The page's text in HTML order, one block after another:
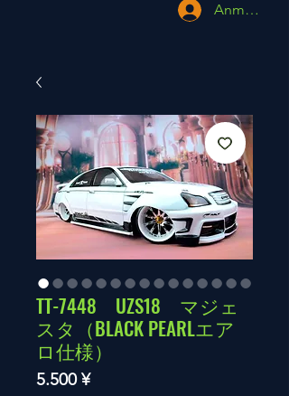
Anmelden
TT-7448 UZS18 マジェ
スタ（BLACK PEARLエア
ロ仕様）
5.500 ¥Preis